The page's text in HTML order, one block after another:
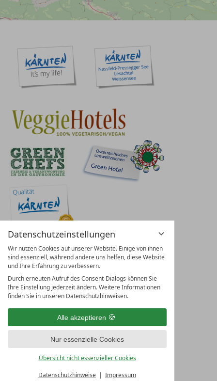
Datenschutzeinstellungen
Wir nutzen Cookies auf unserer Website. Einige von ihnen
sind essenziell, während andere uns helfen, diese Website
und Ihre Erfahrung zu verbessern.
Durch erneuten Aufruf des Consent-Dialogs können Sie
Ihre Einstellung jederzeit ändern. Weitere Informationen
finden Sie in unseren Datenschutzhinweisen.
Alle akzeptieren
Nur essenzielle Cookies
Übersicht nicht essenzieller Cookies
Datenschutzhinweise Impressum